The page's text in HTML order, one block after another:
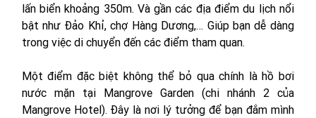
lấn biển khoảng 350m. Và gần các địa điểm du lịch nổi
bật như Đảo Khỉ, chợ Hàng Dương,… Giúp bạn dễ dàng
trong việc di chuyển đến các điểm tham quan.
Một điểm đặc biệt không thể bỏ qua chính là hồ bơi
nước mặn tại Mangrove Garden (chi nhánh 2 của
Mangrove Hotel). Đây là nơi lý tưởng để bạn đắm mình